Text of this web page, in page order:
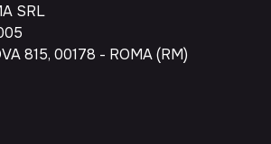
SRL
815, 00178 - ROMA (RM)